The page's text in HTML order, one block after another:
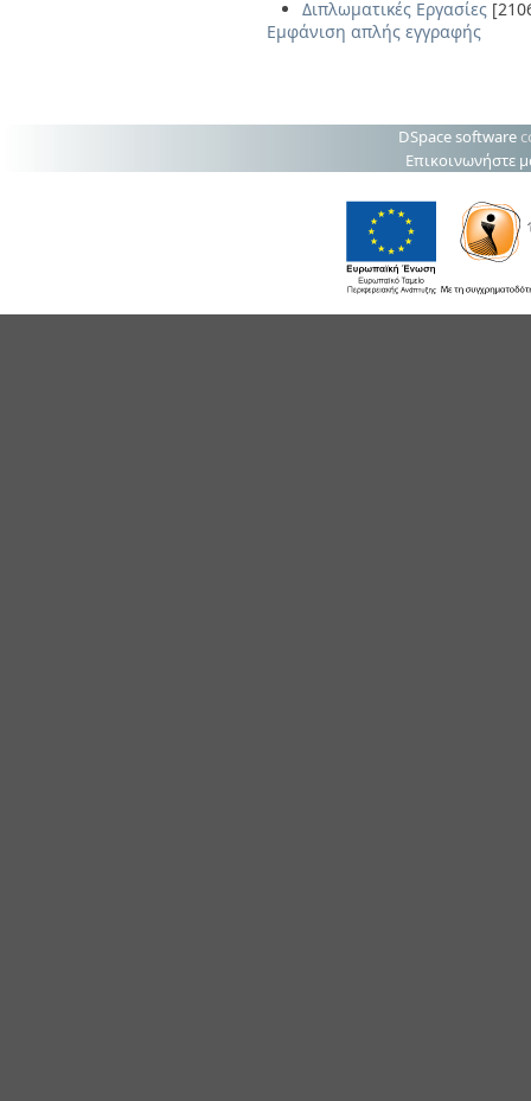
Διπλωματικές Εργασίες
Εμφάνιση απλής εγγραφής
DSpace software
Επικοινωνήστε